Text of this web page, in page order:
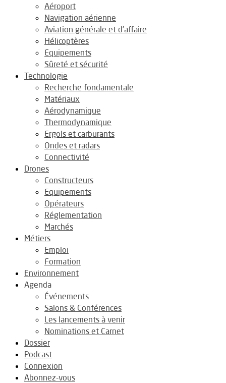
Aéroport
Navigation aérienne
Aviation générale et d’affaire
Hélicoptères
Equipements
Sûreté et sécurité
Technologie
Recherche fondamentale
Matériaux
Aérodynamique
Thermodynamique
Ergols et carburants
Ondes et radars
Connectivité
Drones
Constructeurs
Equipements
Opérateurs
Réglementation
Marchés
Métiers
Emploi
Formation
Environnement
Agenda
Événements
Salons & Conférences
Les lancements à venir
Nominations et Carnet
Dossier
Podcast
Connexion
Abonnez-vous